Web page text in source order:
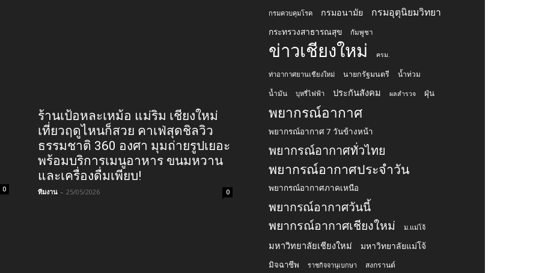
0
ร้านเป้อหละเหม้อ แม่ริม เชียงใหม่
เที่ยวฤดูไหนก็สวย คาเฟ่สุดชิลวิว
ธรรมชาติ 360 องศา มุมถ่ายรูปเยอะ
พร้อมบริการเมนูอาหาร ขนมหวาน
และเครื่องดื่มเพียบ!
ทีมงาน - 25/05/2026 0
กรมควบคุมโรค กรมอนามัย กรมอุตุนิยมวิทยา
กระทรวงสาธารณสุข กัมพูชา
ข่าวเชียงใหม่ ครม.
ท่าอากาศยานเชียงใหม่ นายกรัฐมนตรี น้ำท่วม
น้ำมัน บุหรี่ไฟฟ้า ประกันสังคม ผลสำรวจ ฝุ่น
พยากรณ์อากาศ
พยากรณ์อากาศ 7 วันข้างหน้า
พยากรณ์อากาศทั่วไทย
พยากรณ์อากาศประจำวัน
พยากรณ์อากาศภาคเหนือ
พยากรณ์อากาศวันนี้
พยากรณ์อากาศเชียงใหม่
ม.แม่โจ้
มหาวิทยาลัยเชียงใหม่ มหาวิทยาลัยแม่โจ้
มิจฉาชีพ ราชกิจจานุเบกษา สงกรานต์